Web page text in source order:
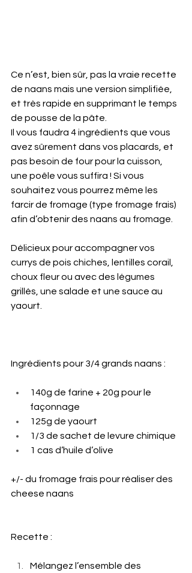
Ce n’est, bien sûr, pas la vraie recette
de naans mais une version simplifiée,
et très rapide en supprimant le temps
de pousse de la pâte.
Il vous faudra 4 ingrédients que vous
avez sûrement dans vos placards, et
pas besoin de four pour la cuisson,
une poêle vous suffira ! Si vous
souhaitez vous pourrez même les
farcir de fromage (type fromage frais)
afin d’obtenir des naans au fromage.
Délicieux pour accompagner vos
currys de pois chiches, lentilles corail,
choux fleur ou avec des légumes
grillés, une salade et une sauce au
yaourt.
Ingrédients pour 3/4 grands naans :
140g de farine + 20g pour le
façonnage
125g de yaourt
1/3 de sachet de levure chimique
1 cas d’huile d’olive
+/- du fromage frais pour réaliser des
cheese naans
Recette :
Mélangez l’ensemble des